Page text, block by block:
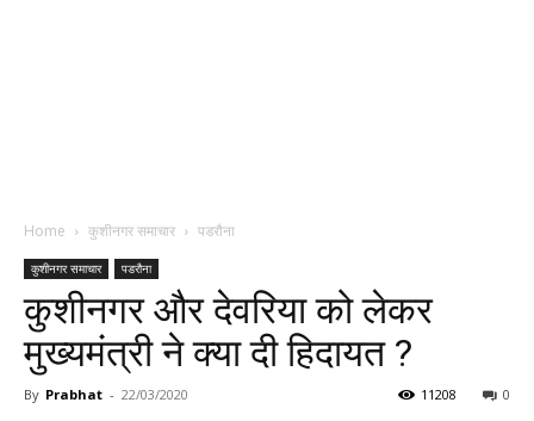
Home कुशीनगर समाचार पडरौना
कुशीनगर समाचार पडरौना
कुशीनगर और देवरिया को लेकर
मुख्यमंत्री ने क्या दी हिदायत ?
By Prabhat - 22/03/2020 0
11208